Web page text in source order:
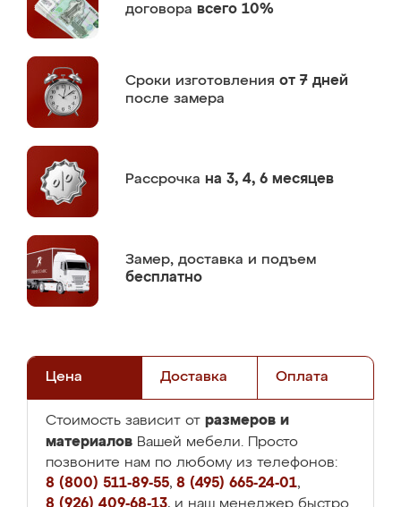
договора всего 10%
Сроки изготовления от 7 дней
после замера
Рассрочка на 3, 4, 6 месяцев
Замер, доставка и подъем
бесплатно
Цена Доставка Оплата
Стоимость зависит от размеров и
материалов Вашей мебели. Просто
позвоните нам по любому из телефонов:
8 (800) 511-89-55, 8 (495) 665-24-01,